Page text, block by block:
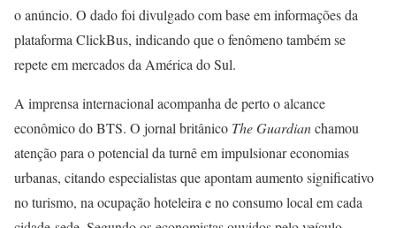
o anúncio. O dado foi divulgado com base em informações da
plataforma ClickBus, indicando que o fenômeno também se
repete em mercados da América do Sul.
A imprensa internacional acompanha de perto o alcance
econômico do BTS. O jornal britânico The Guardianchamou
atenção para o potencial da turnê em impulsionar economias
urbanas, citando especialistas que apontam aumento significativo
no turismo, na ocupação hoteleira e no consumo local em cada